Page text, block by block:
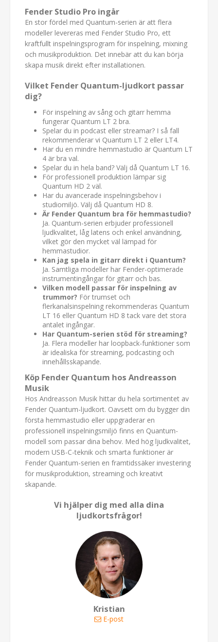
Fender Studio Pro ingår
En stor fördel med Quantum-serien är att flera
modeller levereras med Fender Studio Pro, ett
kraftfullt inspelningsprogram för inspelning, mixning
och musikproduktion. Det innebär att du kan börja
skapa musik direkt efter installationen.
Vilket Fender Quantum-ljudkort passar
dig?
För inspelning av sång och gitarr hemma
fungerar Quantum LT 2 bra.
Spelar du in podcast eller streamar? I så fall
rekommenderar vi Quantum LT 2 eller LT4.
Har du en mindre hemmastudio är Quantum LT
4 är bra val.
Spelar du in hela band? Välj då Quantum LT 16.
För professionell produktion lämpar sig
Quantum HD 2 väl.
Har du avancerade inspelningsbehov i
studiomiljö. Välj då Quantum HD 8.
Är Fender Quantum bra för hemmastudio?
Ja. Quantum-serien erbjuder professionell
ljudkvalitet, låg latens och enkel användning,
vilket gör den mycket väl lämpad för
hemmastudior.
Kan jag spela in gitarr direkt i Quantum?
Ja. Samtliga modeller har Fender-optimerade
instrumentingångar för gitarr och bas.
Vilken modell passar för inspelning av
trummor? För trumset och
flerkanalsinspelning rekommenderas Quantum
LT 16 eller Quantum HD 8 tack vare det stora
antalet ingångar.
Har Quantum-serien stöd för streaming?
Ja. Flera modeller har loopback-funktioner som
är idealiska för streaming, podcasting och
innehållsskapande.
Köp Fender Quantum hos Andreasson
Musik
Hos Andreasson Musik hittar du hela sortimentet av
Fender Quantum-ljudkort. Oavsett om du bygger din
första hemmastudio eller uppgraderar en
professionell inspelningsmiljö finns en Quantum-
modell som passar dina behov. Med hög ljudkvalitet,
modern USB-C-teknik och smarta funktioner är
Fender Quantum-serien en framtidssäker investering
för musikproduktion, streaming och kreativt
skapande.
Vi hjälper dig med alla dina
ljudkortsfrågor!
Kristian
E-post